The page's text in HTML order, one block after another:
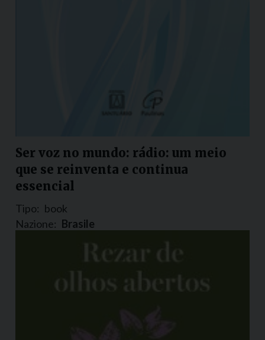
Ser voz no mundo: rádio: um meio
que se reinventa e continua
essencial
Tipo: book
Nazione: Brasile